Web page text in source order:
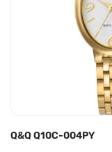
Q&Q Q10C-004PY